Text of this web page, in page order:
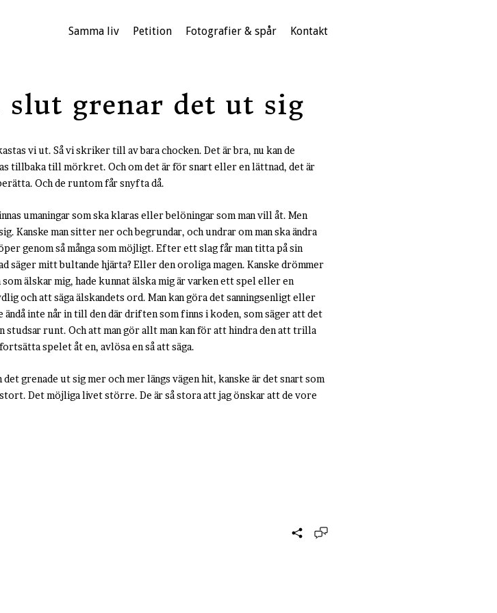
Samma liv Petition Fotografier & spår Kontakt
grenar det ut sig
vi ut. Så vi skriker till av bara chocken. Det är bra, nu kan de
tillbaka till mörkret. Och om det är för snart eller en lättnad, det är
Och de runtom får snyfta då.
umaningar som ska klaras eller belöningar som man vill åt. Men
Kanske man sitter ner och begrundar, och undrar om man ska ändra
genom så många som möjligt. Efter ett slag får man titta på sin
mitt bultande hjärta? Eller den oroliga magen. Kanske drömmer
älskar mig, hade kunnat älska mig är varken ett spel eller en
och att säga älskandets ord. Man kan göra det sanningsenligt eller
ändå inte når in till den där driften som finns i koden, som säger att det
runt. Och att man gör allt man kan för att hindra den att trilla
spelet åt en, avlösa en så att säga.
grenade ut sig mer och mer längs vägen hit, kanske är det snart som
Det möjliga livet större. De är så stora att jag önskar att de vore